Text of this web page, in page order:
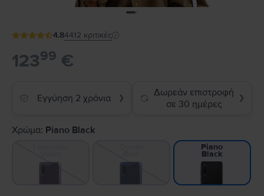
4.84412 κριτικές
12399 €
Εγγύηση 2 χρόνια ❯
Δωρεάν επιστροφή
σε 30 ημέρες
❯
Χρώμα: Piano Black
Piano
Black